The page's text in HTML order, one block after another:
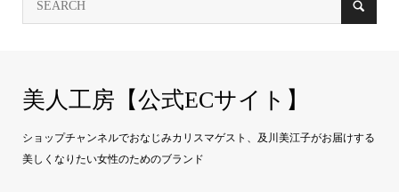
美人工房【公式ECサイト】
ショップチャンネルでおなじみカリスマゲスト、及川美江子がお届けする
美しくなりたい女性のためのブランド